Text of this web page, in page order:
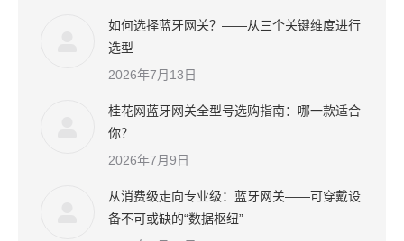
如何选择蓝牙网关？——从三个关键维度进行
选型
2026年7月13日
桂花网蓝牙网关全型号选购指南：哪一款适合
你？
2026年7月9日
从消费级走向专业级：蓝牙网关——可穿戴设
备不可或缺的“数据枢纽”